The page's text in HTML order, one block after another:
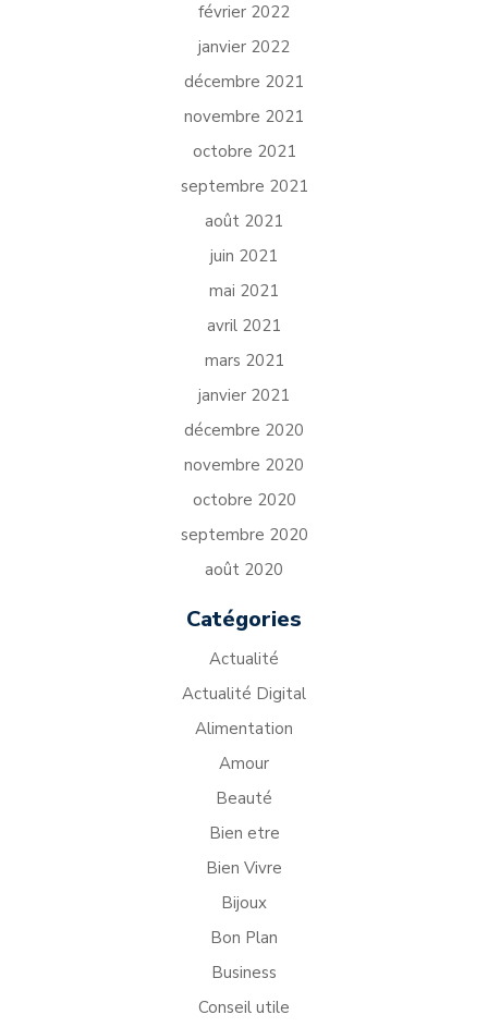
février 2022
janvier 2022
décembre 2021
novembre 2021
octobre 2021
septembre 2021
août 2021
juin 2021
mai 2021
avril 2021
mars 2021
janvier 2021
décembre 2020
novembre 2020
octobre 2020
septembre 2020
août 2020
Catégories
Actualité
Actualité Digital
Alimentation
Amour
Beauté
Bien etre
Bien Vivre
Bijoux
Bon Plan
Business
Conseil utile